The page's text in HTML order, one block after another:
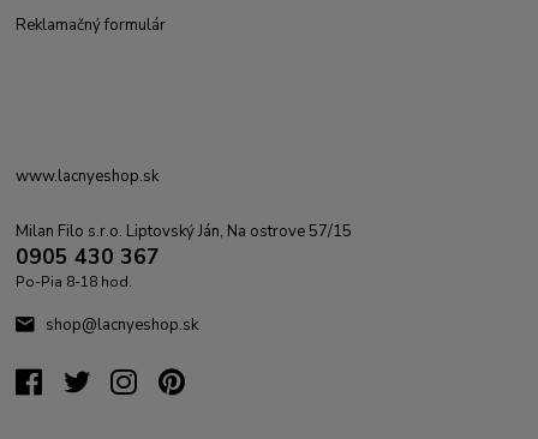
Reklamačný formulár
www.lacnyeshop.sk
Milan Filo s.r.o. Liptovský Ján, Na ostrove 57/15
0905 430 367
Po-Pia 8-18 hod.
shop@lacnyeshop.sk